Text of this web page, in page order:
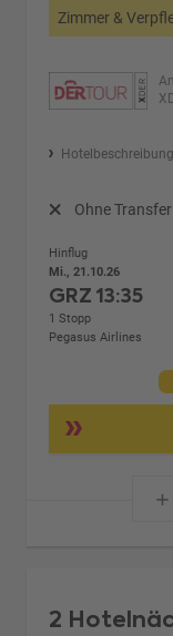
Zimmer &
Ohne Transfer
Hinflug
Mi., 21.10.26
GRZ13:35
1 Stopp
Pegasus Airlines
2